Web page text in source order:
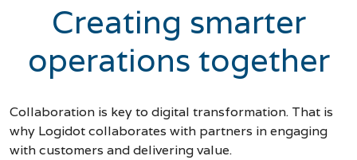
Creating smarter
operations together
Collaboration is key to digital transformation. That is
why Logidot collaborates with partners in engaging
with customers and delivering value.